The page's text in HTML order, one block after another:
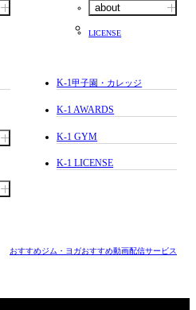
about
LICENSE
K-1甲子園・カレッジ
K-1 AWARDS
K-1 GYM
K-1 LICENSE
おすすめジム・ヨガおすすめ動画配信サービス